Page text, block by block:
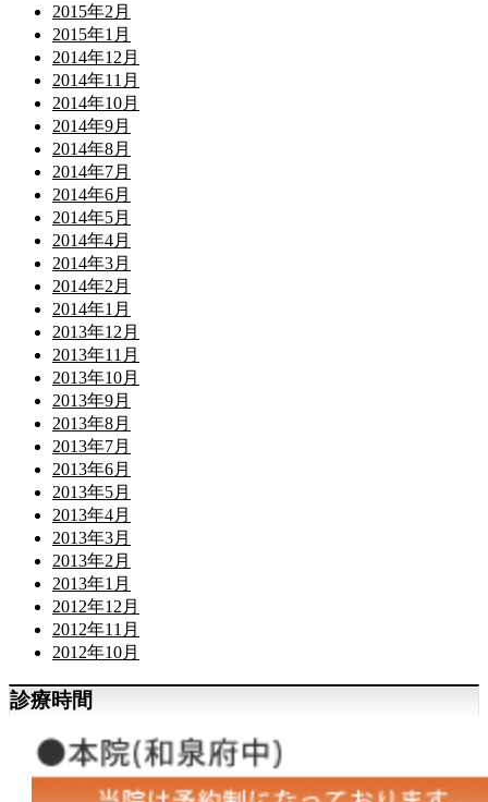
2015年2月
2015年1月
2014年12月
2014年11月
2014年10月
2014年9月
2014年8月
2014年7月
2014年6月
2014年5月
2014年4月
2014年3月
2014年2月
2014年1月
2013年12月
2013年11月
2013年10月
2013年9月
2013年8月
2013年7月
2013年6月
2013年5月
2013年4月
2013年3月
2013年2月
2013年1月
2012年12月
2012年11月
2012年10月
診療時間